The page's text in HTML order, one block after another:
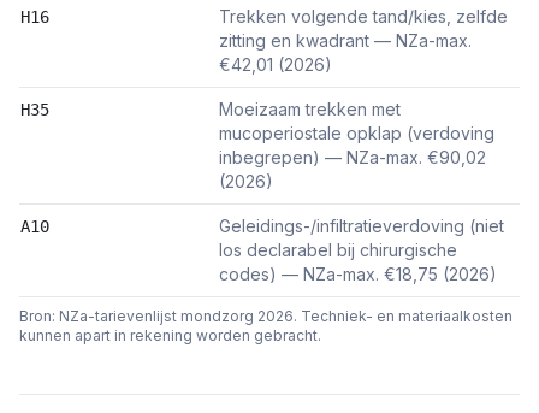
H16
Trekken volgende tand/kies, zelfde
zitting en kwadrant — NZa-max.
€42,01 (2026)
H35
Moeizaam trekken met
mucoperiostale opklap (verdoving
inbegrepen) — NZa-max. €90,02
(2026)
A10
Geleidings-/infiltratieverdoving (niet
los declarabel bij chirurgische
codes) — NZa-max. €18,75 (2026)
Bron: NZa-tarievenlijst mondzorg 2026. Techniek- en materiaalkosten
kunnen apart in rekening worden gebracht.